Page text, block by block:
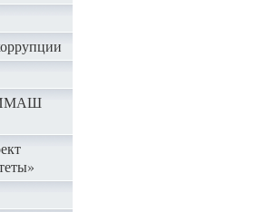
ИМАШ